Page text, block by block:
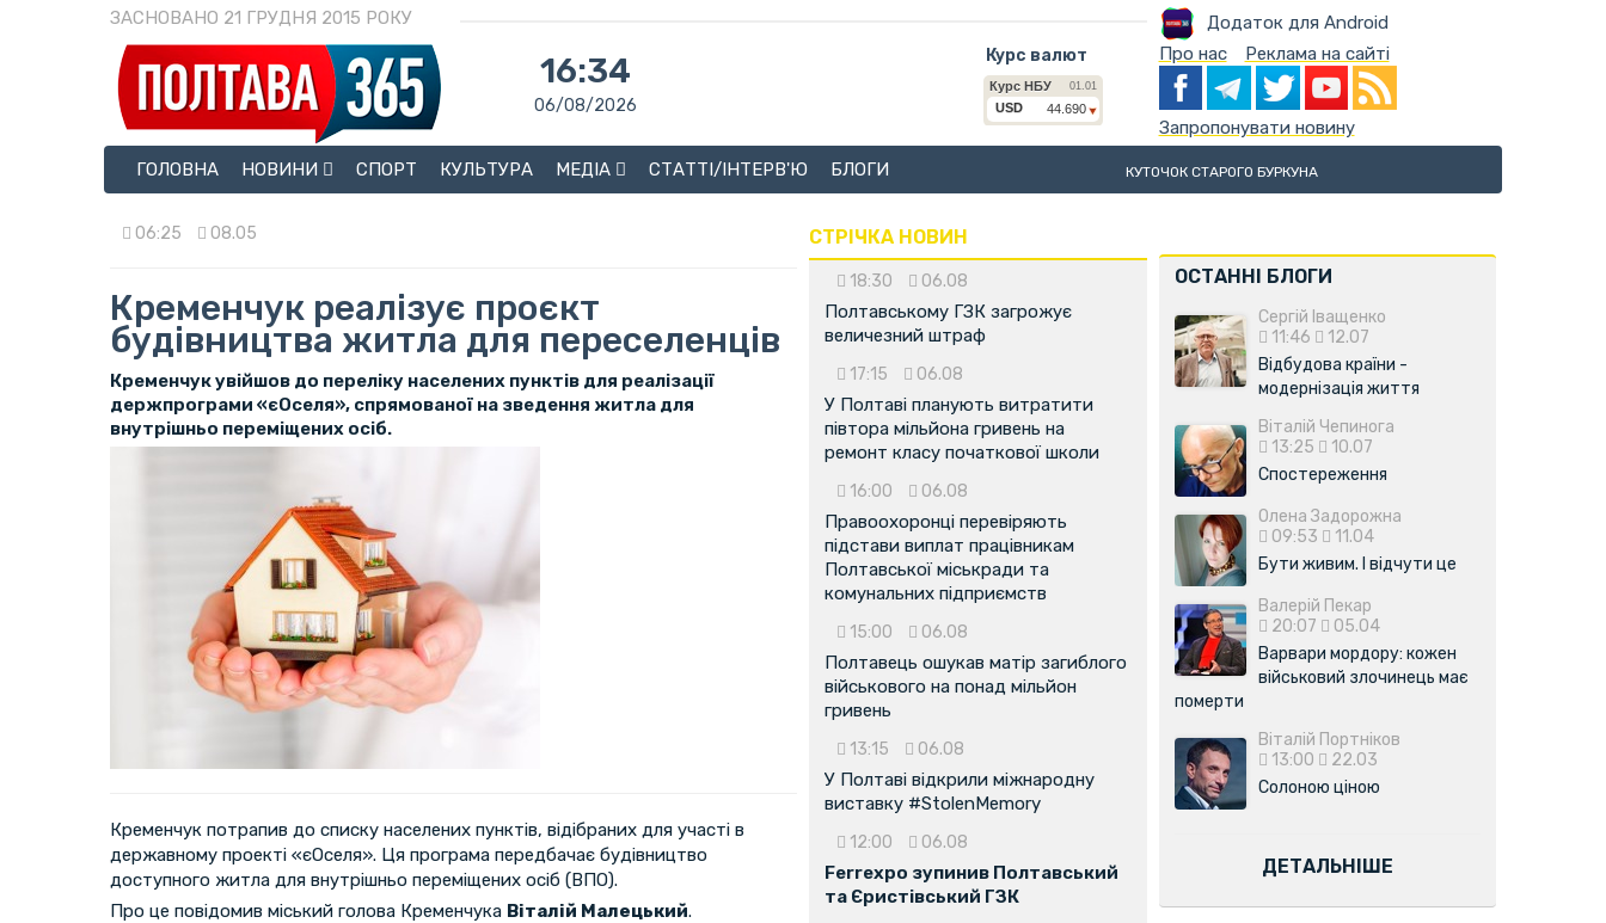
ЗАСНОВАНО 21 ГРУДНЯ 2015 РОКУ Додаток для Android
16:34
06/08/2026
Курс валют Про нас Реклама на сайті
Запропонувати новину
ГОЛОВНА
НОВИНИ СПОРТ КУЛЬТУРА МЕДІА СТАТТІ/ІНТЕРВ'Ю БЛОГИ КУТОЧОК СТАРОГО БУРКУНА
06:25 08.05
Кременчук реалізує проєкт
будівництва житла для переселенців
Кременчук увійшов до переліку населених пунктів для реалізації
держпрограми «єОселя», спрямованої на зведення житла для
внутрішньо переміщених осіб.
Кременчук потрапив до списку населених пунктів, відібраних для участі в
державному проекті «єОселя». Ця програма передбачає будівництво
доступного житла для внутрішньо переміщених осіб (ВПО).
Про це повідомив міський голова Кременчука Віталій Малецький.
СТРІЧКА НОВИН
18:30 06.08
Полтавському ГЗК загрожує
величезний штраф
17:15 06.08
У Полтаві планують витратити
півтора мільйона гривень на
ремонт класу початкової школи
16:00 06.08
Правоохоронці перевіряють
підстави виплат працівникам
Полтавської міськради та
комунальних підприємств
15:00 06.08
Полтавець ошукав матір загиблого
військового на понад мільйон
гривень
13:15 06.08
У Полтаві відкрили міжнародну
виставку #StolenMemory
12:00 06.08
Ferrexpo зупинив Полтавський
та Єристівський ГЗК
ОСТАННІ БЛОГИ
Сергій Іващенко
11:46
12.07
Відбудова країни -
модернізація життя
Віталій Чепинога
13:25
10.07
Спостереження
Олена Задорожна
09:53
11.04
Бути живим. І відчути це
Валерій Пекар
20:07
05.04
Варвари мордору: кожен
військовий злочинець має
померти
Віталій Портніков
13:00
22.03
Солоною ціною
ДЕТАЛЬНІШЕ